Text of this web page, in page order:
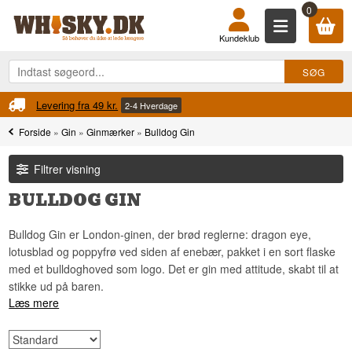
0
Kundeklub
fra 49 kr. 2-4 Hverdage
Forside »Gin »Ginmærker » Bulldog Gin
Filtrer visning
BULLDOG GIN
Bulldog Gin er London-ginen, der brød reglerne: dragon eye,
lotusblad og poppyfrø ved siden af enebær, pakket i en sort flaske
med et bulldoghoved som logo. Det er gin med attitude, skabt til at
stikke ud på baren.
Læs mere